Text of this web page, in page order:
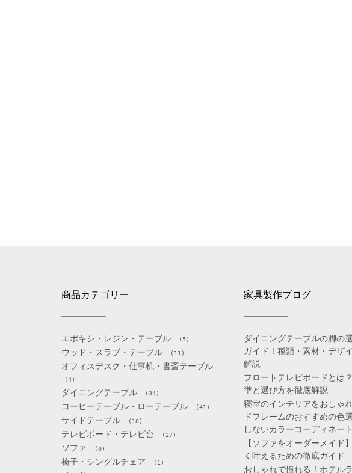
商品カテゴリー
エポキシ・レジン・テーブル (5)
ウッド・スラブ・テーブル (11)
オフィスデスク・仕事机・書斎テーブル
(4)
ダイニングテーブル (34)
コーヒーテーブル・ローテーブル (41)
サイドテーブル (18)
テレビボード・テレビ台 (27)
ソファ (0)
椅子・シングルチェア (1)
家具製作ブログ
ダイニングテーブルの脚の
ガイド！種類・素材・デザ
解説
フロートテレビボードとは
準と選び方を徹底解説
寝室のインテリアをおしゃ
ドフレームのおすすめの色
しないカラーコーディネー
【ソファをオーダーメイド
く叶えるための徹底ガイド
おしゃれで憧れる！ホテル